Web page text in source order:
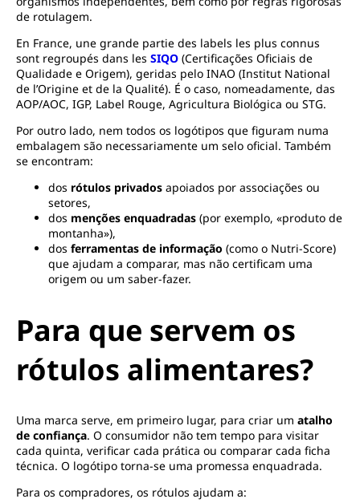
de rotulagem.
En France, une grande partie des labels les plus connus
sont regroupés dans les SIQO (Certificações Oficiais de
Qualidade e Origem), geridas pelo INAO (Institut National
de l’Origine et de la Qualité). É o caso, nomeadamente, das
AOP/AOC, IGP, Label Rouge, Agricultura Biológica ou STG.
Por outro lado, nem todos os logótipos que figuram numa
embalagem são necessariamente um selo oficial. Também
se encontram:
dos rótulos privados apoiados por associações ou
setores,
dos menções enquadradas (por exemplo, «produto de
montanha»),
dos ferramentas de informação (como o Nutri-Score)
que ajudam a comparar, mas não certificam uma
origem ou um saber-fazer.
Para que servem os
rótulos alimentares?
Uma marca serve, em primeiro lugar, para criar um atalho
de confiança. O consumidor não tem tempo para visitar
cada quinta, verificar cada prática ou comparar cada ficha
técnica. O logótipo torna-se uma promessa enquadrada.
Para os compradores, os rótulos ajudam a: